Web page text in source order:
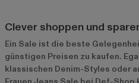
Clever shoppen und
Ein Sale ist die beste
günstigen Preisen zu kaufen.
klassischen Denim-Styles oder